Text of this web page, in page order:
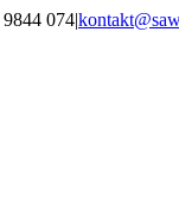
9844 074|